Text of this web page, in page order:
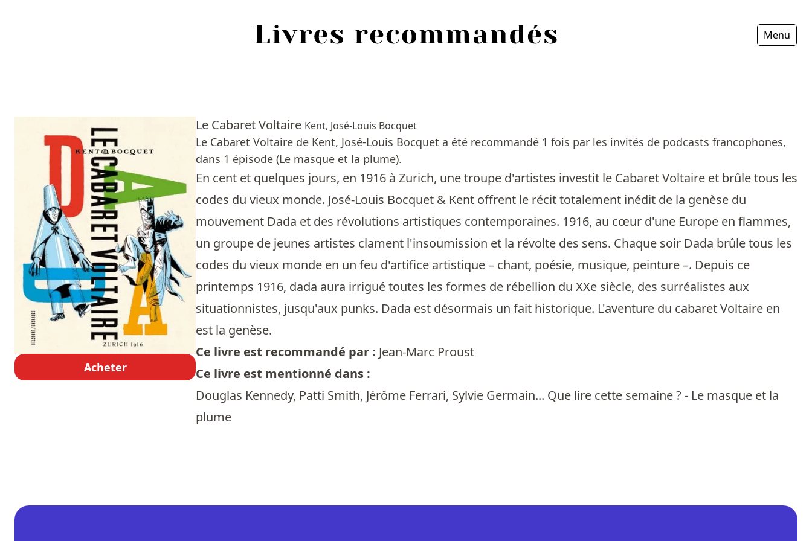
Menu
Acheter
Le Cabaret Voltaire Kent, José-Louis Bocquet
Le Cabaret Voltaire de Kent, José-Louis Bocquet a été recommandé 1 fois par les invités de podcasts francophones,
dans 1 épisode (Le masque et la plume).
En cent et quelques jours, en 1916 à Zurich, une troupe d'artistes investit le Cabaret Voltaire et brûle tous les
codes du vieux monde. José-Louis Bocquet & Kent offrent le récit totalement inédit de la genèse du
mouvement Dada et des révolutions artistiques contemporaines. 1916, au cœur d'une Europe en flammes,
un groupe de jeunes artistes clament l'insoumission et la révolte des sens. Chaque soir Dada brûle tous les
codes du vieux monde en un feu d'artifice artistique – chant, poésie, musique, peinture –. Depuis ce
printemps 1916, dada aura irrigué toutes les formes de rébellion du XXe siècle, des surréalistes aux
situationnistes, jusqu'aux punks. Dada est désormais un fait historique. L'aventure du cabaret Voltaire en
est la genèse.
Ce livre est recommandé par : Jean-Marc Proust
Ce livre est mentionné dans :
Douglas Kennedy, Patti Smith, Jérôme Ferrari, Sylvie Germain... Que lire cette semaine ? - Le masque et la
plume
Sources
Personnes
Livres
Livres les plus recommandés
Prix littéraires